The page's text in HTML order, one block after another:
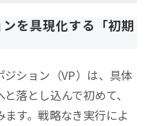
を具現化する「初期
ション（VP）は、具体
落とし込んで初めて、
す。戦略なき実行によ